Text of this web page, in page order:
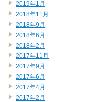
2019年1月
2018年11月
2018年9月
2018年6月
2018年2月
2017年11月
2017年9月
2017年6月
2017年4月
2017年2月